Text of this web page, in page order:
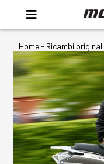
Home- Ricambi originali